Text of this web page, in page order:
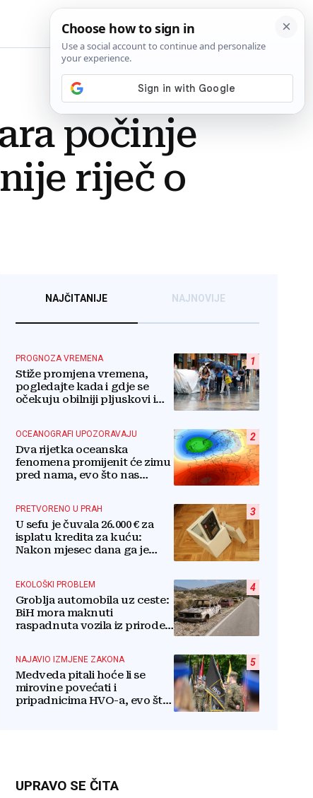
počinje
riječ o
NAJČITANIJE NAJNOVIJE
1
PROGNOZA VREMENA
Stiže promjena vremena,
pogledajte kada i gdje se
očekuju obilniji pljuskovi i
2
OCEANOGRAFI UPOZORAVAJU
Dva rijetka oceanska
fenomena promijenit će zimu
pred nama, evo što nas
3
PRETVORENO U PRAH
U sefu je čuvala 26.000 € za
isplatu kredita za kuću:
Nakon mjesec dana ga je
4
EKOLOŠKI PROBLEM
Groblja automobila uz ceste:
BiH mora maknuti
raspadnuta vozila iz prirode i
5
NAJAVIO IZMJENE ZAKONA
Medveda pitali hoće li se
mirovine povećati i
pripadnicima HVO-a, evo što
UPRAVO SE ČITA